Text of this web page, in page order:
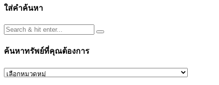
ใส่คำค้นหา
ค้นหาทรัพย์ที่คุณต้องการ
ค้นหา